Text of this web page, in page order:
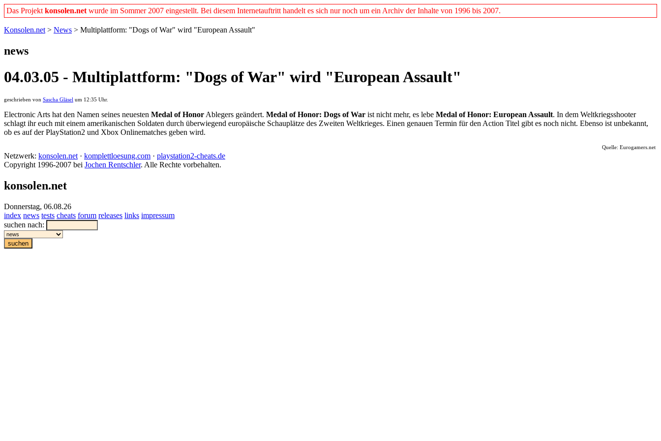
Das Projekt konsolen.net wurde im Sommer 2007 eingestellt. Bei diesem Internetauftritt handelt es sich nur noch um ein Archiv der Inhalte von 1996 bis 2007.
Konsolen.net > News > Multiplattform: "Dogs of War" wird "European Assault"
news
04.03.05 - Multiplattform: "Dogs of War" wird "European Assault"
geschrieben von Sascha Gläsel um 12:35 Uhr.
Electronic Arts hat den Namen seines neuesten Medal of Honor Ablegers geändert. Medal of Honor: Dogs of War ist nicht mehr, es lebe Medal of Honor: European Assault. In dem Weltkriegsshooter
schlagt ihr euch mit einem amerikanischen Soldaten durch überwiegend europäische Schauplätze des Zweiten Weltkrieges. Einen genauen Termin für den Action Titel gibt es noch nicht. Ebenso ist unbekannt,
ob es auf der PlayStation2 und Xbox Onlinematches geben wird.
Quelle: Eurogamers.net
Netzwerk: konsolen.net · komplettloesung.com · playstation2-cheats.de
Copyright 1996-2007 bei Jochen Rentschler. Alle Rechte vorbehalten.
konsolen.net
Donnerstag, 06.08.26
index news tests cheats forum releases links impressum
suchen nach: